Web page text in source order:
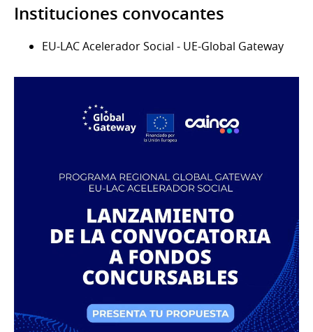
Instituciones convocantes
EU-LAC Acelerador Social - UE-Global Gateway